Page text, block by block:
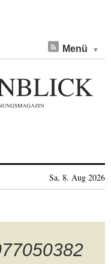
Menü
Sa, 8. Aug 2026